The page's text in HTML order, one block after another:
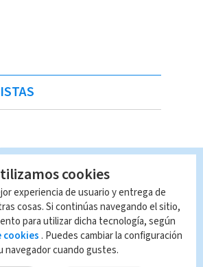
cookies
experiencia de usuario y entrega de
cosas. Si continúas navegando el sitio,
para utilizar dicha tecnología, según
cookies . Puedes cambiar la configuración
navegador cuando gustes.